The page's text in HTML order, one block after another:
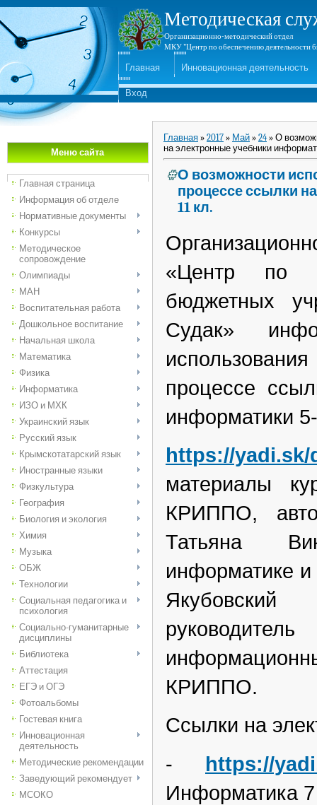
Методическая
Организационно-методический отдел
МКУ "Центр по обеспечению деятельности
Главная Инновационная деятельность
Вход
Меню сайта
Главная страница
Информация об отделе
Нормативные документы
Конкурсы
Методическое
сопровождение
Олимпиады
МАН
Воспитательная работа
Дошкольное воспитание
Начальная школа
Математика
Физика
Информатика
ИЗО и МХК
Украинский язык
Русский язык
Крымскотатарский язык
Иностранные языки
Физкультура
География
Биология и экология
Химия
Музыка
ОБЖ
Технологии
Социальная педагогика и
психология
Социально-гуманитарные
дисциплины
Библиотека
Аттестация
ЕГЭ и ОГЭ
Фотоальбомы
Гостевая книга
Инновационная
деятельность
Методические рекомендации
Заведующий рекомендует
МСОКО
Главная » 2017 » Май » 24» О
на электронные учебники
О возможности
процессе ссылки
11 кл.
«Центр по
бюджетных
Судак»
процессе
информатики
https://yadi.sk/
материалы
КРИППО,
Татьяна
КРИППО.
Ссылки на
- https://
Информатика 7